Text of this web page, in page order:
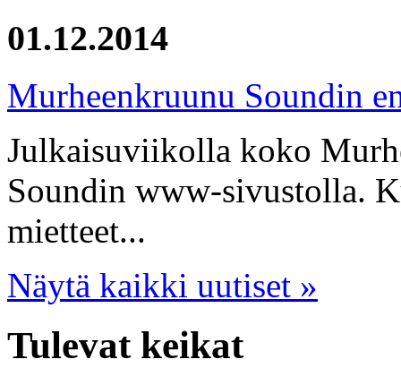
01.12.2014
Murheenkruunu Soundin
Julkaisuviikolla koko
Soundin www-sivustolla.
mietteet...
Näytä kaikki uutiset »
Tulevat keikat